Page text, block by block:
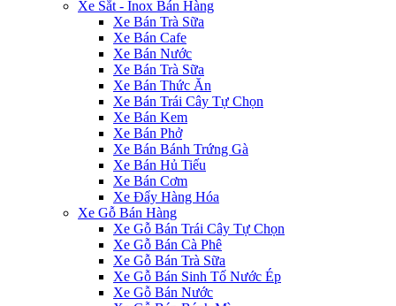
Xe Sắt - Inox Bán Hàng
Xe Bán Trà Sữa
Xe Bán Cafe
Xe Bán Nước
Xe Bán Trà Sữa
Xe Bán Thức Ăn
Xe Bán Trái Cây Tự Chọn
Xe Bán Kem
Xe Bán Phở
Xe Bán Bánh Trứng Gà
Xe Bán Hủ Tiếu
Xe Bán Cơm
Xe Đẩy Hàng Hóa
Xe Gỗ Bán Hàng
Xe Gỗ Bán Trái Cây Tự Chọn
Xe Gỗ Bán Cà Phê
Xe Gỗ Bán Trà Sữa
Xe Gỗ Bán Sinh Tố Nước Ép
Xe Gỗ Bán Nước